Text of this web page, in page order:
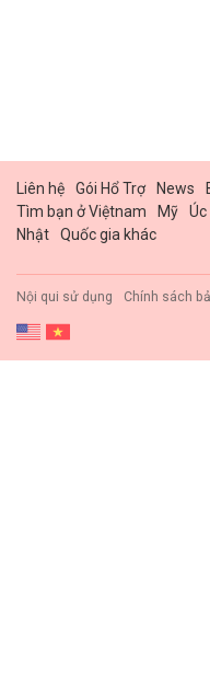
Liên hệ Gói Hổ Trợ News
Tìm bạn ở Việtnam
Mỹ Úc
Nhật
Quốc gia khác
Nội qui sử dụng Chính sách